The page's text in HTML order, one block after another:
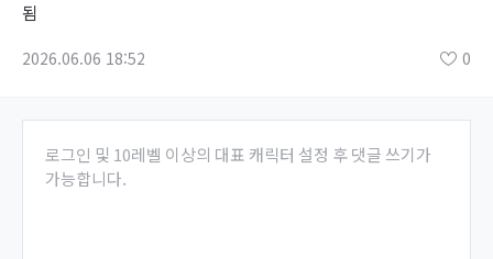
됨
2026.06.06 18:52 0
로그인 및 10레벨 이상의 대표 캐릭터 설정 후 댓글 쓰기가
가능합니다.